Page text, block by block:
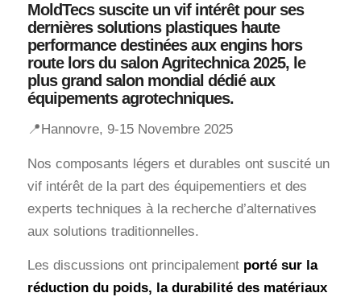
MoldTecs suscite un vif intérêt pour ses
dernières solutions plastiques haute
performance destinées aux engins hors
route lors du salon Agritechnica 2025, le
plus grand salon mondial dédié aux
équipements agrotechniques.
📍 Hannovre, 9-15 Novembre 2025
Nos composants légers et durables ont suscité un
vif intérêt de la part des équipementiers et des
experts techniques à la recherche d’alternatives
aux solutions traditionnelles.
Les discussions ont principalement porté sur la
réduction du poids, la durabilité des matériaux